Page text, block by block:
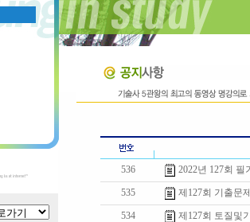
536 2022년 127회
535 제127회 기출문
534 제127회 토질및